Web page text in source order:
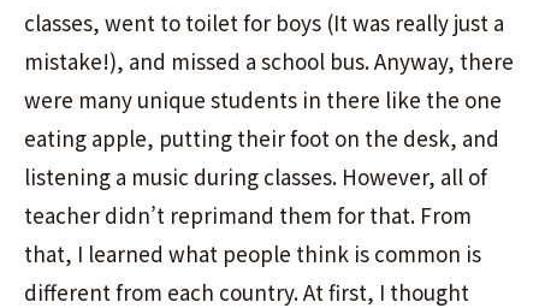
classes, went to toilet for boys (It was really just a
mistake!), and missed a school bus. Anyway, there
were many unique students in there like the one
eating apple, putting their foot on the desk, and
listening a music during classes. However, all of
teacher didn’t reprimand them for that. From
that, I learned what people think is common is
different from each country. At first, I thought